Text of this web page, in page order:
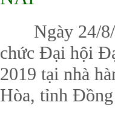
Ngày 24/8/
chức Đại hội
2019 tại nhà
Hòa, tỉnh